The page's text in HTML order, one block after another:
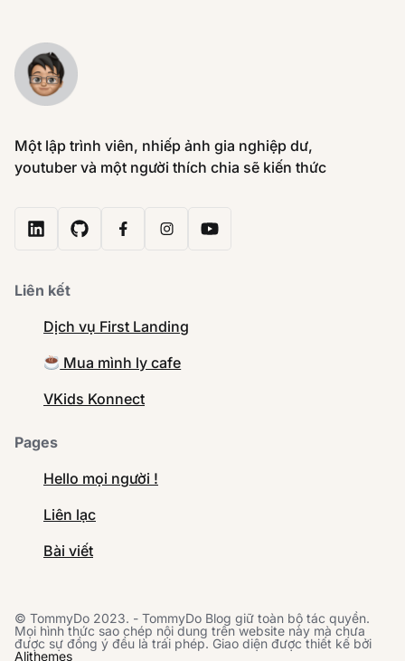
Một lập trình viên, nhiếp ảnh gia nghiệp dư,
youtuber và một người thích chia sẽ kiến thức
Liên kết
Dịch vụ First Landing
Mua mình ly cafe
VKids Konnect
Pages
Hello mọi người !
Liên lạc
Bài viết
© TommyDo 2023. - TommyDo Blog giữ toàn bộ tác quyền.
Mọi hình thức sao chép nội dung trên website này mà chưa
được sự đồng ý đều là trái phép. Giao diện được thiết kế bởi
Alithemes